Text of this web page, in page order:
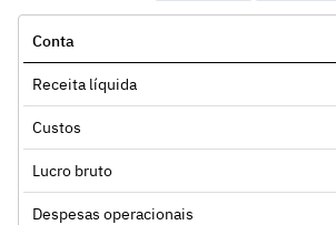
Conta
Receita líquida
Custos
Lucro bruto
Despesas operacionais